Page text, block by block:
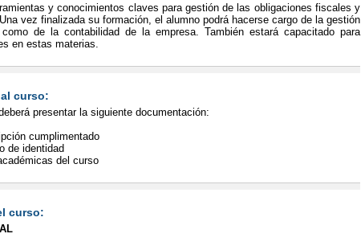
y conocimientos claves para gestión de las obligaciones fiscales y
vez finalizada su formación, el alumno podrá hacerse cargo de la gestión
de la contabilidad de la empresa. También estará capacitado para
en estas materias.
curso:
presentar la siguiente documentación:
cumplimentado
de identidad
del curso
curso: